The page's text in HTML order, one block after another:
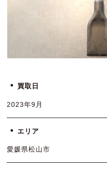
買取日
2023年9月
エリア
愛媛県松山市